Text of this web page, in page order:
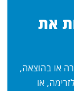
את
או בהוצאה,
או